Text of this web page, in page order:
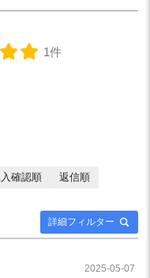
1件
詳細フィルター
確認順
返信順
2025-05-07